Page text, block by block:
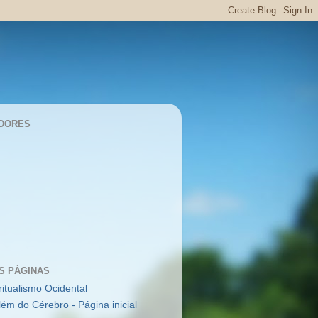
PÁGINAS
Ocidental
do Cérebro - Página inicial